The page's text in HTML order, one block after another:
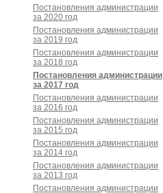
Постановления администрации
за 2020 год
Постановления администрации
за 2019 год
Постановления администрации
за 2018 год
Постановления администрации
за 2017 год
Постановления администрации
за 2016 год
Постановления администрации
за 2015 год
Постановления администрации
за 2014 год
Постановления администрации
за 2013 год
Постановления администрации